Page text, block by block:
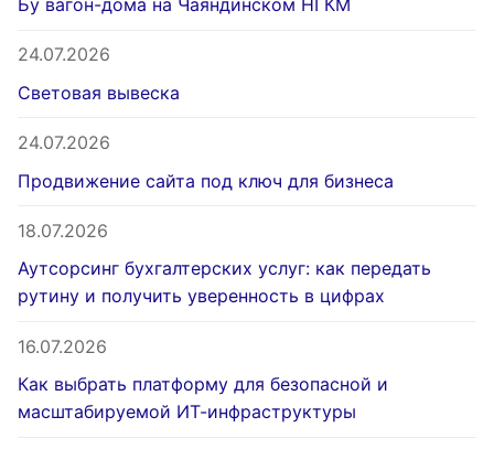
Бу вагон-дома на Чаяндинском НГКМ
24.07.2026
Световая вывеска
24.07.2026
Продвижение сайта под ключ для бизнеса
18.07.2026
Аутсорсинг бухгалтерских услуг: как передать
рутину и получить уверенность в цифрах
16.07.2026
Как выбрать платформу для безопасной и
масштабируемой ИТ-инфраструктуры